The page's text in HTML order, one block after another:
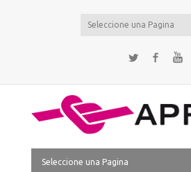
Seleccione una Pagina
Twitter
Seleccione una Pagina